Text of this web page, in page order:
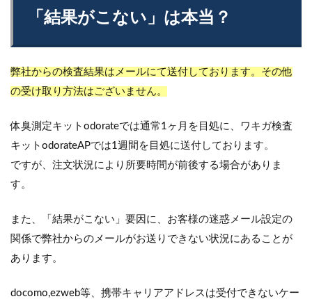
「結果がこない」は本当？
弊社からの検査結果はメールにて送付しております。その他
の受け取り方法はございません。
体臭測定キットodorateでは通常1ヶ月を目処に、ワキガ検査
キットodorateAPでは1週間を目処に送付しております。
ですが、注文状況により所要時間が前後する場合がありま
す。
また、「結果がこない」要因に、お客様の迷惑メール設定の
関係で弊社からのメールがお送りできない状況にあることが
あります。
docomo,ezweb等、携帯キャリアアドレスは受付できないケー